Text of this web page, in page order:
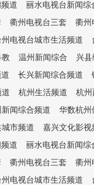
道
丽水电视台新闻综
衢州电视台三套
衢州
州电视台城市生活频道
温州新闻综合
兴
长兴新闻综合频道
杭州生活频道
杭州
新闻综合频道
华数杭州
市频道
嘉兴文化影视
道
丽水电视台新闻综
衢州电视台三套
衢州
州电视台城市生活频道